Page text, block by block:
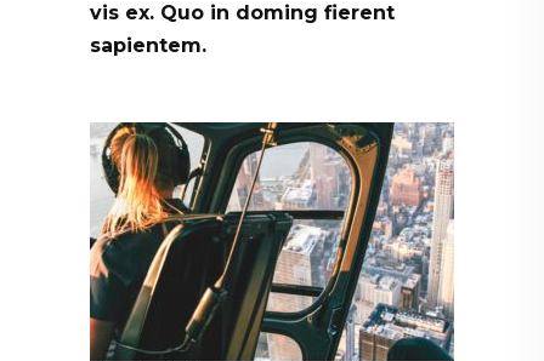
vis ex. Quo in doming fierent
sapientem.